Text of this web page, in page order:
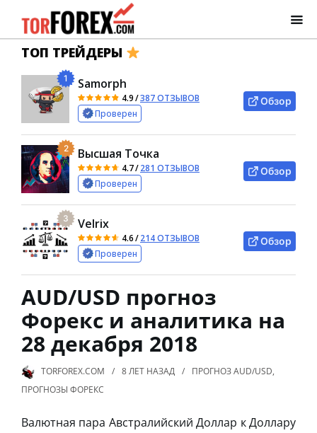
ТОП ТРЕЙДЕРЫ
1 Samorph
4.9/387 ОТЗЫВОВ
Проверен
Обзор
2 Высшая Точка
4.7/281 ОТЗЫВОВ
Проверен
Обзор
3 Velrix
4.6/214 ОТЗЫВОВ
Проверен
Обзор
AUD/USD прогноз
Форекс и аналитика на
28 декабря 2018
TORFOREX.COM 8 ЛЕТ НАЗАД ПРОГНОЗ AUD/USD,
ПРОГНОЗЫ ФОРЕКС
Валютная пара Австралийский Доллар к Доллару